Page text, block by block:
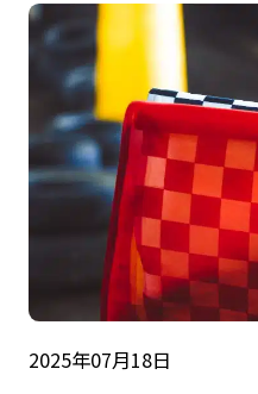
2025年07月18日